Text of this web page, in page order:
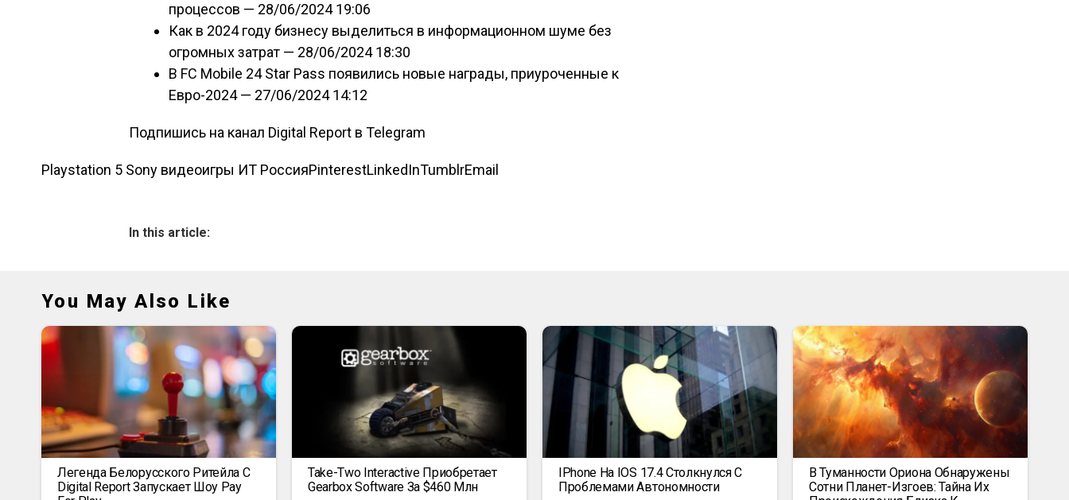
процессов — 28/06/2024 19:06
Как в 2024 году бизнесу выделиться в информационном шуме без
огромных затрат — 28/06/2024 18:30
В FC Mobile 24 Star Pass появились новые награды, приуроченные к
Евро-2024— 27/06/2024 14:12
Подпишись на канал Digital Report в Telegram
Playstation 5 Sony видеоигры ИТ РоссияPinterestLinkedInTumblrEmail
In this article:
You May Also Like
Легенда Белорусского Ритейла C
Digital Report Запускает Шоу Pay
Take-Two Interactive Приобретает
Gearbox Software За $460 Млн
IPhone На IOS 17.4 Столкнулся С
Проблемами Автономности
В Туманности Ориона Обнаружены
Сотни Планет-Изгоев: Тайна Их